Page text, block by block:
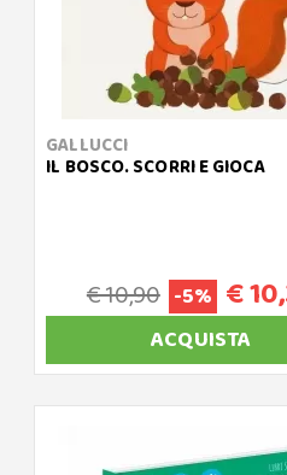
GALLUCCI
IL BOSCO. SCORRI E GIOCA
€ 10,90 -5% €
ACQUISTA